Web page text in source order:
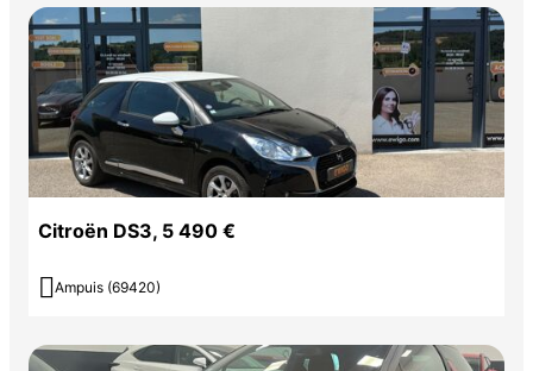
Citroën DS3, 5 490 €
 Ampuis (69420)